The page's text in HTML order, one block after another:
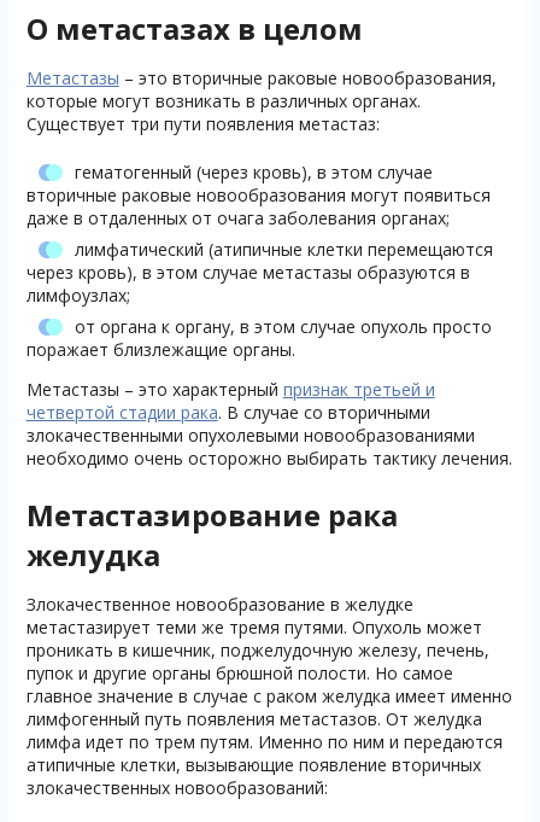
О метастазах в целом
Метастазы – это вторичные раковые новообразования,
которые могут возникать в различных органах.
Существует три пути появления метастаз:
гематогенный (через кровь), в этом случае
вторичные раковые новообразования могут появиться
даже в отдаленных от очага заболевания органах;
лимфатический (атипичные клетки перемещаются
через кровь), в этом случае метастазы образуются в
лимфоузлах;
от органа к органу, в этом случае опухоль просто
поражает близлежащие органы.
Метастазы – это характерный признак третьей и
четвертой стадии рака. В случае со вторичными
злокачественными опухолевыми новообразованиями
необходимо очень осторожно выбирать тактику лечения.
Метастазирование рака
желудка
Злокачественное новообразование в желудке
метастазирует теми же тремя путями. Опухоль может
проникать в кишечник, поджелудочную железу, печень,
пупок и другие органы брюшной полости. Но самое
главное значение в случае с раком желудка имеет именно
лимфогенный путь появления метастазов. От желудка
лимфа идет по трем путям. Именно по ним и передаются
атипичные клетки, вызывающие появление вторичных
злокачественных новообразований: